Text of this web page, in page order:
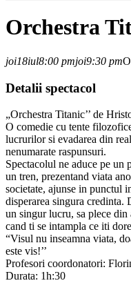
Orchestra
joi18iul8:00 pmjoi9:30 pm
Detalii spectacol
„Orchestra Titanic’’ de
O comedie cu tente
lucrurilor si evadarea din
nenumarate raspunsuri.
Spectacolul ne aduce pe un
un tren, prezentand viata
societate, ajunse in punctul
disperarea singura
un singur lucru, sa plece din
cand ti se intampla ce iti
“Visul nu inseamna viata,
este vis!’’
Profesori coordonatori:
Durata: 1h:30